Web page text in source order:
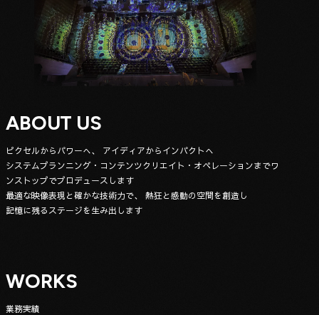
ABOUT US
ピクセルからパワーへ、 アイディアからインパクトへ
システムプランニング・コンテンツクリエイト・オペレーションまでワ
ンストップでプロデュースします
最適な映像表現と確かな技術力で、 熱狂と感動の空間を創造し
記憶に残るステージを生み出します
WORKS
業務実績